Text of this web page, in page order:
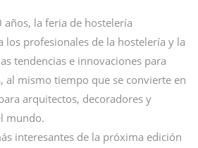
años, la feria de hostelería
los profesionales de la hostelería y la
tendencias e innovaciones para
al mismo tiempo que se convierte en
arquitectos, decoradores y
mundo.
interesantes de la próxima edición